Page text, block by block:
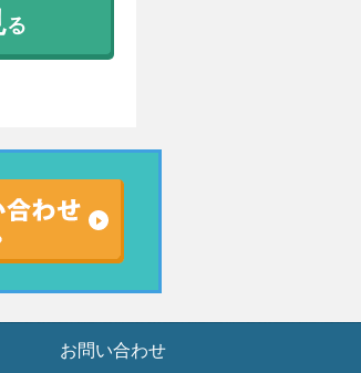
る
お問い合わせ